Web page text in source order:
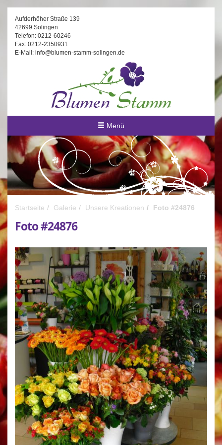
Aufderhöher Straße 139
42699 Solingen
Telefon: 0212-60246
Fax: 0212-2350931
E-Mail: info@blumen-stamm-solingen.de
Menü
Startseite Galerie Unsere Kreationen Foto #24876
Foto #24876